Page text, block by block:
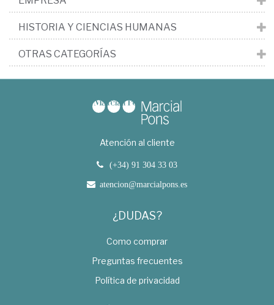
HISTORIA Y CIENCIAS HUMANAS
OTRAS CATEGORÍAS
Atención al cliente
(+34) 91 304 33 03
atencion@marcialpons.es
¿DUDAS?
Como comprar
Preguntas frecuentes
Política de privacidad